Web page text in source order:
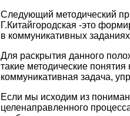
Следующий методический
Г.Китайгородская -это
в коммуникативных
Для раскрытия данного
такие методические
коммуникативная задача,
Если мы исходим из
целенаправленного